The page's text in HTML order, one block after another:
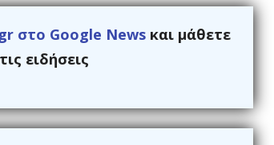
στο Google Newsκαι μάθετε
ειδήσεις